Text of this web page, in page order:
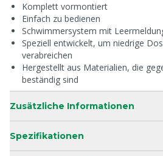
Komplett vormontiert
Einfach zu bedienen
Schwimmersystem mit
Speziell entwickelt, um niedrige
verabreichen
Hergestellt aus Materialien, die
beständig sind
Zusätzliche Informationen
Spezifikationen